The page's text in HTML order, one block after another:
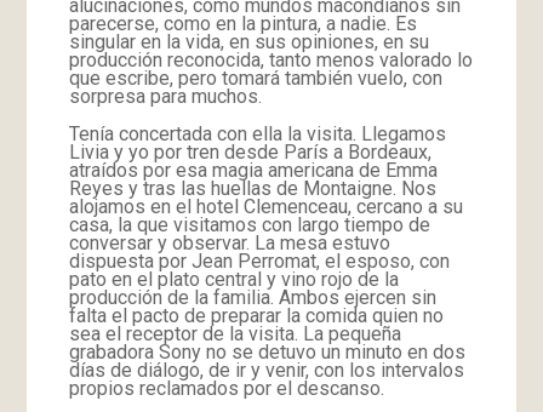
alucinaciones, como mundos macondianos sin
parecerse, como en la pintura, a nadie. Es
singular en la vida, en sus opiniones, en su
producción reconocida, tanto menos valorado lo
que escribe, pero tomará también vuelo, con
sorpresa para muchos.
Tenía concertada con ella la visita. Llegamos
Livia y yo por tren desde París a Bordeaux,
atraídos por esa magia americana de Emma
Reyes y tras las huellas de Montaigne. Nos
alojamos en el hotel Clemenceau, cercano a su
casa, la que visitamos con largo tiempo de
conversar y observar. La mesa estuvo
dispuesta por Jean Perromat, el esposo, con
pato en el plato central y vino rojo de la
producción de la familia. Ambos ejercen sin
falta el pacto de preparar la comida quien no
sea el receptor de la visita. La pequeña
grabadora Sony no se detuvo un minuto en dos
días de diálogo, de ir y venir, con los intervalos
propios reclamados por el descanso.